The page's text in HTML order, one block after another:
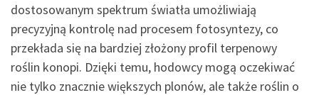
dostosowanym spektrum światła umożliwiają
precyzyjną kontrolę nad procesem fotosyntezy, co
przekłada się na bardziej złożony profil terpenowy
roślin konopi. Dzięki temu, hodowcy mogą oczekiwać
nie tylko znacznie większych plonów, ale także roślin o